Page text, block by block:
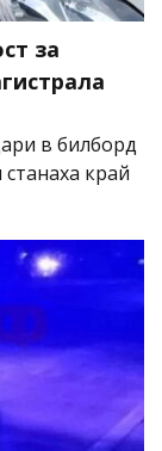
за
в билборд
край